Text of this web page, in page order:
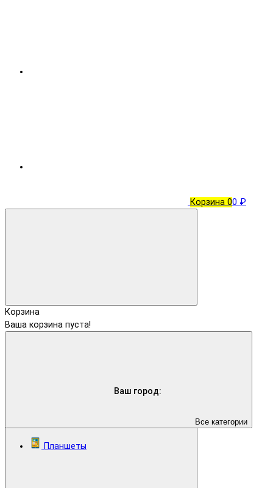
Ваш город:
Корзина 00 ₽
Корзина
Ваша корзина пуста!
Все категории
Планшеты